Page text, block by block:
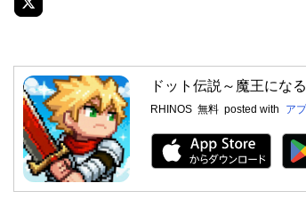
ドット伝説～魔王にな
RHINOS 無料 posted with ア